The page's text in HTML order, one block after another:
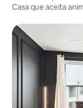
Casa que aceita